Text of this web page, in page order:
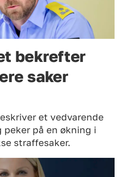
bekrefter
saker
et vedvarende
peker på en økning i
straffesaker.